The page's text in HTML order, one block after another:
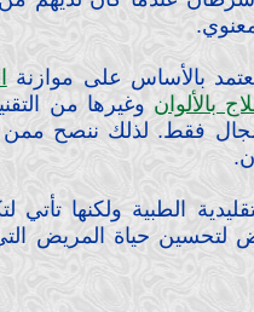
بالأساس على موازنة
بالألوان وغيرها من
فقط. لذلك ننصح
الطبية ولكنها تأتي
لتحسين حياة المريض